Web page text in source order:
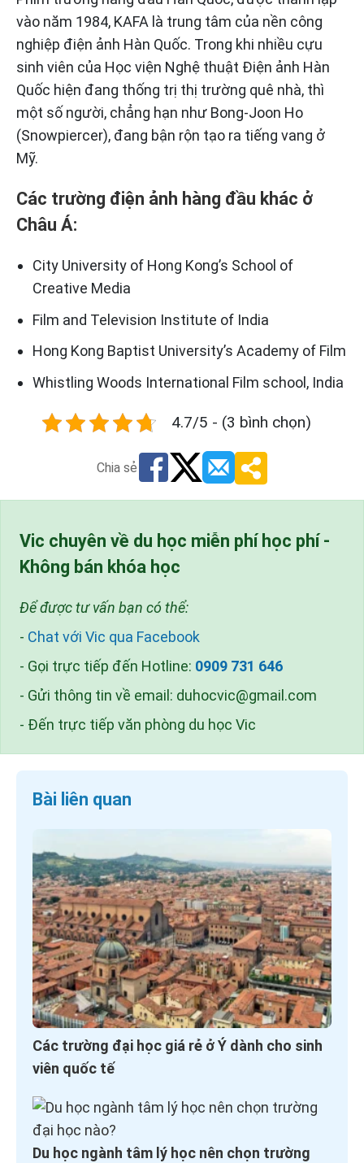
vào năm 1984, KAFA là trung tâm của nền công
nghiệp điện ảnh Hàn Quốc. Trong khi nhiều cựu
sinh viên của Học viện Nghệ thuật Điện ảnh Hàn
Quốc hiện đang thống trị thị trường quê nhà, thì
một số người, chẳng hạn như Bong-Joon Ho
(Snowpiercer), đang bận rộn tạo ra tiếng vang ở
Mỹ.
Các trường điện ảnh hàng đầu khác ở
Châu Á:
City University of Hong Kong’s School of
Creative Media
Film and Television Institute of India
Hong Kong Baptist University’s Academy of Film
Whistling Woods International Film school, India
4.7/5 - (3 bình chọn)
Chia sẻ
Vic chuyên về du học miễn phí học phí -
Không bán khóa học
Để được tư vấn bạn có thể:
- Chat với Vic qua Facebook
- Gọi trực tiếp đến Hotline: 0909 731 646
- Gửi thông tin về email: duhocvic@gmail.com
- Đến trực tiếp văn phòng du học Vic
Bài liên quan
Các trường đại học giá rẻ ở Ý dành cho sinh
viên quốc tế
Du học ngành tâm lý học nên chọn trường